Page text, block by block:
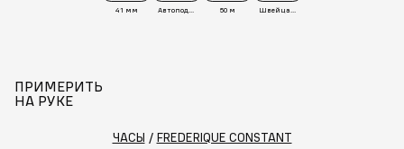
41 мм Автоподзавод 50 м Швейцария
ПРИМЕРИТЬ
НА РУКЕ
ЧАСЫ / FREDERIQUE CONSTANT